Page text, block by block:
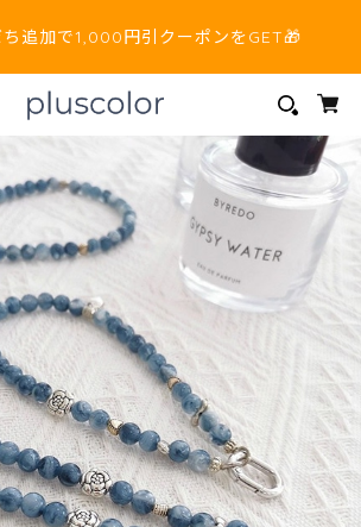
ち追加で1,000円引クーポンをGET🎁